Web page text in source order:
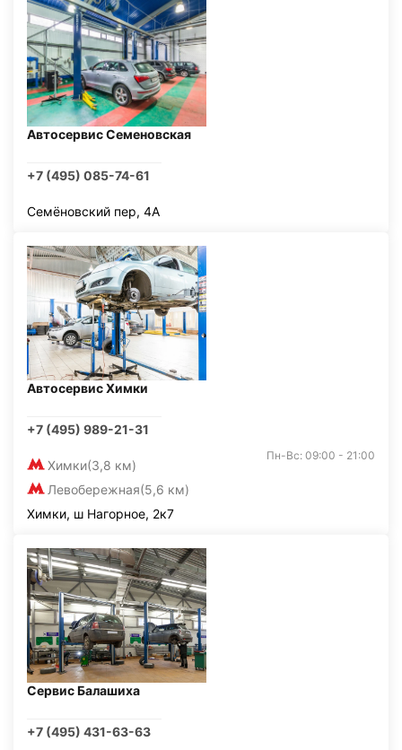
Автосервис Семеновская
+7 (495) 085-74-61
Семёновский пер, 4А
Автосервис Химки
+7 (495) 989-21-31
Химки(3,8 км)
Левобережная(5,6 км)
Пн-Вс: 09:00 - 21:00
Химки, ш Нагорное, 2к7
Сервис Балашиха
+7 (495) 431-63-63